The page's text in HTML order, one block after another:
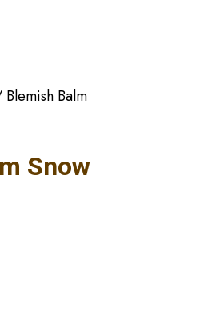
Blemish Balm
Snow